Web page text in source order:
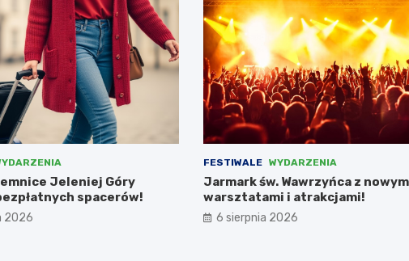
Jeleniej Góry
spacerów!
2026
FESTIWALE WYDARZENIA
Jarmark św. Wawrzyńca z
warsztatami i atrakcjami!
6 sierpnia 2026